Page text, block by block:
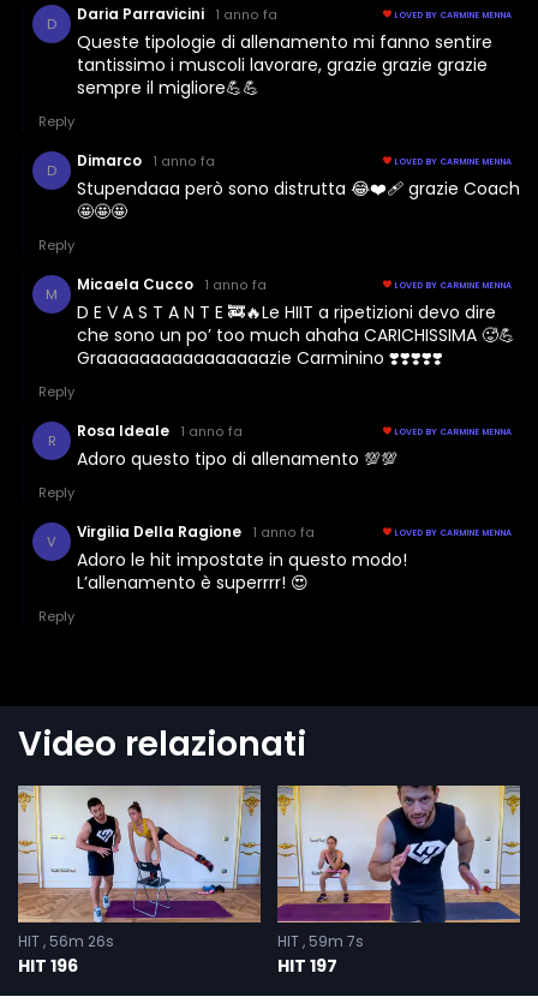
Video relazionati
HIT 56m 26s
HIT 196
HIT 59m 7s
HIT 197